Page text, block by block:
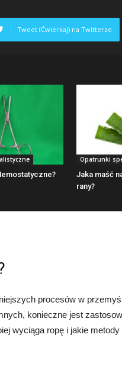
Tweet (Ćwierkaj) na Twitterze
Opatrunki
Jaka maść
rany?
procesów w
konieczne jest
wyciąga ropę i jakie